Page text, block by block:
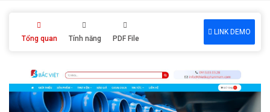
Tổng quan Tính năng PDF File
LINK DEMO